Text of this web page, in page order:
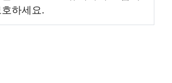
하세요.